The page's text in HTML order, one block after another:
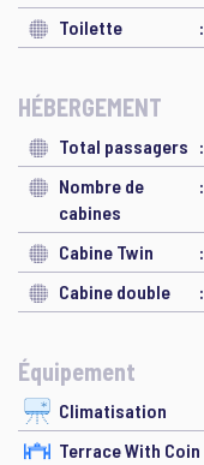
Toilette
HÉBERGEMENT
Total passagers
Nombre de
cabines
Cabine Twin
Cabine double
Équipement
Climatisation
Terrace With Coin